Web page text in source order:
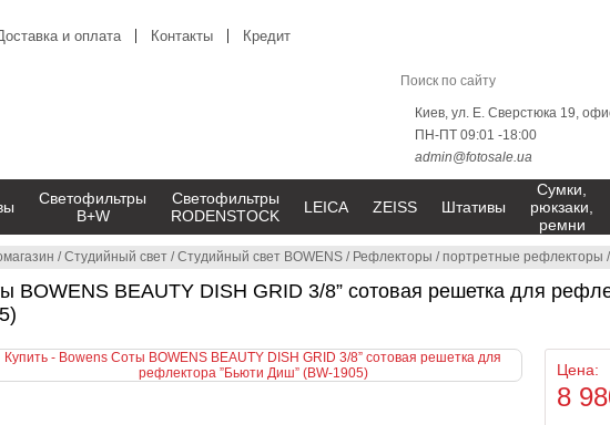
/Студийный свет /Студийный свет BOWENS / Рефлекторы / портретные рефлекторы /
BOWENS BEAUTY DISH GRID 3/8” сотовая решетка для
Цена:
8
и оплата Контакты Кредит
Киев, ул. Е. Сверстюка 19,
ПН-ПТ 09:01 -18:00
admin@fotosale.ua
Светофильтры
B+W
Светофильтры
RODENSTOCK
LEICA ZEISS Штативы
Сумки,
рюкзаки,
ремни